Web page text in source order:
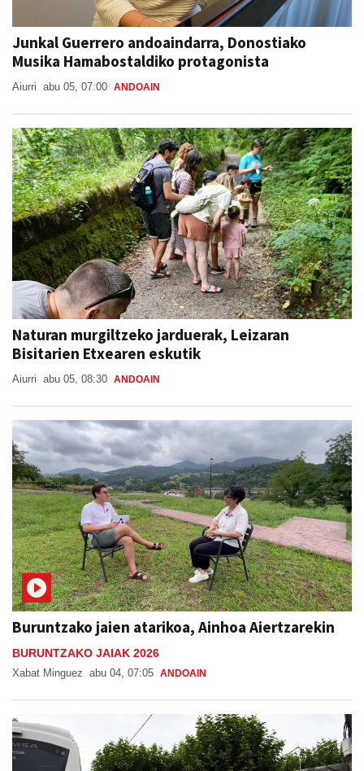
Junkal Guerrero andoaindarra, Donostiako
Musika Hamabostaldiko protagonista
Aiurri abu 05, 07:00 ANDOAIN
Naturan murgiltzeko jarduerak, Leizaran
Bisitarien Etxearen eskutik
Aiurri abu 05, 08:30 ANDOAIN
Buruntzako jaien atarikoa, Ainhoa Aiertzarekin
BURUNTZAKO JAIAK 2026
Xabat Minguez abu 04, 07:05 ANDOAIN